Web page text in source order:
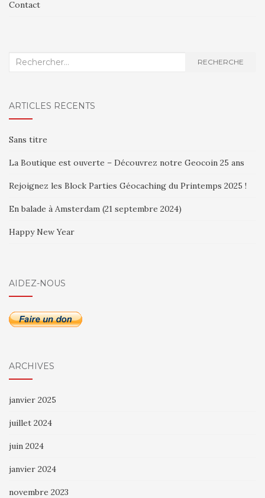
Contact
Recherche
RECHERCHE
ARTICLES RÉCENTS
Sans titre
La Boutique est ouverte – Découvrez notre Geocoin 25 ans
Rejoignez les Block Parties Géocaching du Printemps 2025 !
En balade à Amsterdam (21 septembre 2024)
Happy New Year
AIDEZ-NOUS
ARCHIVES
janvier 2025
juillet 2024
juin 2024
janvier 2024
novembre 2023